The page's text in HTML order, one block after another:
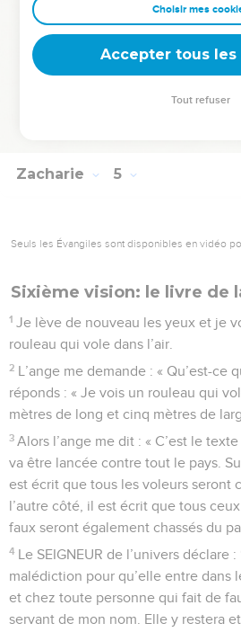
réponds : « Non, mon seigneur. »
Alors il m’explique : « Ce sont les
avec de l’huile au service du
© Société biblique française – Bibli’O, 2000, avec
Zacharie 5
Seuls les Évangiles sont disponibles en vidéo
Sixième vision: le livre de
1 Je lève de nouveau les yeux et je
rouleau qui vole dans l’air.
2 L’ange me demande : « Qu’est-ce
réponds : « Je vois un rouleau qui
mètres de long et cinq mètres de
3 Alors l’ange me dit : « C’est le
va être lancée contre tout le pays.
est écrit que tous les voleurs seront
l’autre côté, il est écrit que tous
faux seront également chassés du
4 Le SEIGNEUR de l’univers déclare
malédiction pour qu’elle entre dans
et chez toute personne qui fait de
servant de mon nom. Elle y restera
Choisir mes
Accepter tous les
Tout refuser